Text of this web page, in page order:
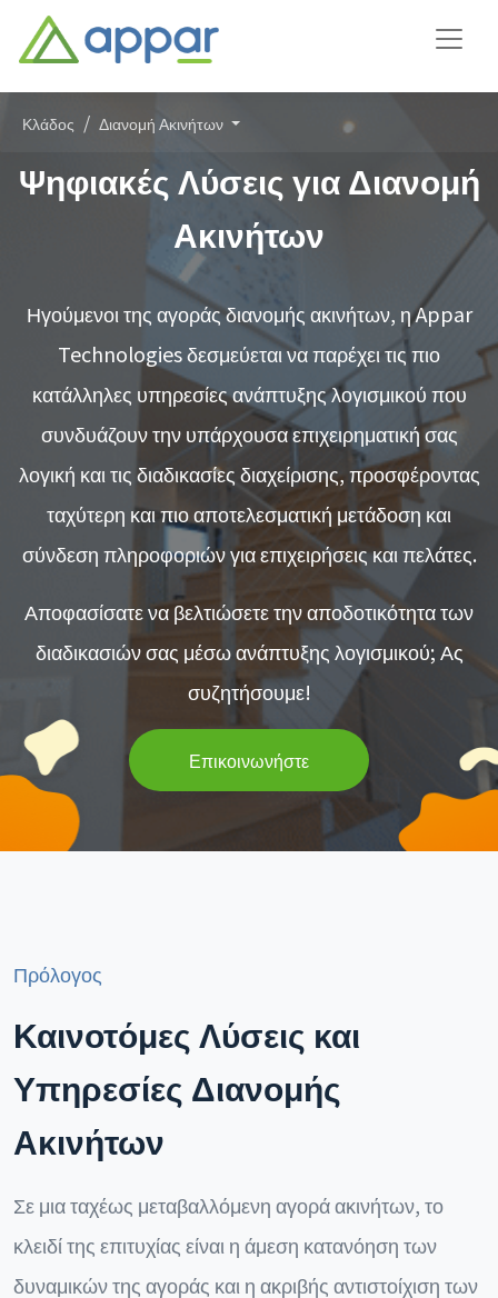
Κλάδος Διανομή Ακινήτων
Ψηφιακές Λύσεις για Διανομή
Ακινήτων
Ηγούμενοι της αγοράς διανομής ακινήτων, η Appar
Technologies δεσμεύεται να παρέχει τις πιο
κατάλληλες υπηρεσίες ανάπτυξης λογισμικού που
συνδυάζουν την υπάρχουσα επιχειρηματική σας
λογική και τις διαδικασίες διαχείρισης, προσφέροντας
ταχύτερη και πιο αποτελεσματική μετάδοση και
σύνδεση πληροφοριών για επιχειρήσεις και πελάτες.
Αποφασίσατε να βελτιώσετε την αποδοτικότητα των
διαδικασιών σας μέσω ανάπτυξης λογισμικού; Ας
συζητήσουμε!
Επικοινωνήστε
Πρόλογος
Καινοτόμες Λύσεις και
Υπηρεσίες Διανομής
Ακινήτων
Σε μια ταχέως μεταβαλλόμενη αγορά ακινήτων, το
κλειδί της επιτυχίας είναι η άμεση κατανόηση των
δυναμικών της αγοράς και η ακριβής αντιστοίχιση των